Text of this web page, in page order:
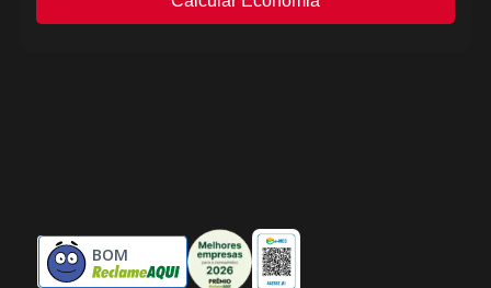
BOM